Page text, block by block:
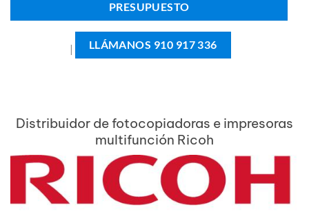
PRESUPUESTO
| LLÁMANOS 910 917 336
Distribuidor de fotocopiadoras e impresoras
multifunción Ricoh